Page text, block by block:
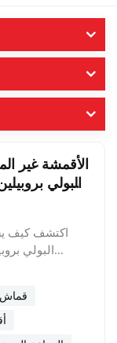
الأقمشة غير
البولي
اكتشف كيف
البولي
استخدام
وراثيًا. لكن
أبسط من ذلك.